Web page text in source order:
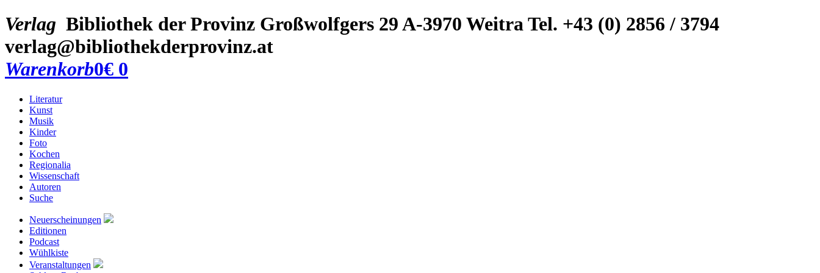
Verlag Bibliothek der Provinz Großwolfgers 29A-3970 WeitraTel. +43 (0) 2856 / 3794
verlag@bibliothekderprovinz.at
Warenkorb0€ 0
Literatur
Kunst
Musik
Kinder
Foto
Kochen
Regionalia
Wissenschaft
Autoren
Suche
Neuerscheinungen
Editionen
Podcast
Wühlkiste
Veranstaltungen